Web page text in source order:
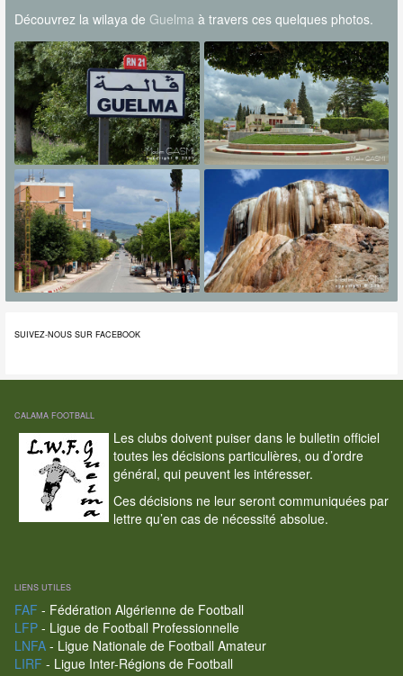
Découvrez la wilaya de Guelmaà travers ces quelques photos.
SUIVEZ-NOUS SUR FACEBOOK
CALAMA FOOTBALL
Les clubs doivent puiser dans le bulletin officiel
toutes les décisions particulières, ou d’ordre
général, qui peuvent les intéresser.
Ces décisions ne leur seront communiquées par
lettre qu’en cas de nécessité absolue.
LIENS UTILES
FAF - Fédération Algérienne de Football
LFP- Ligue de Football Professionnelle
LNFA- Ligue Nationale de Football Amateur
LIRF - Ligue Inter-Régions de Football